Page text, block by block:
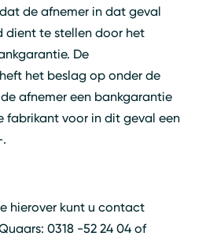
de afnemer in dat geval
dient te stellen door het
De
het beslag op onder de
afnemer een bankgarantie
fabrikant voor in dit geval een
hierover kunt u contact
0318 -52 24 04 of